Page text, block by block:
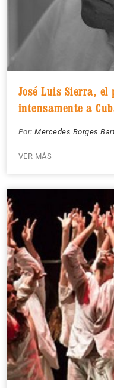
José Luis Sierra, el
intensamente a
Por: Mercedes Borges
VER MÁS